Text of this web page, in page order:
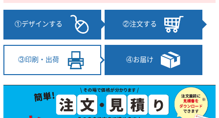
①デザインする ②注文する
③印刷・出荷 ④お届け